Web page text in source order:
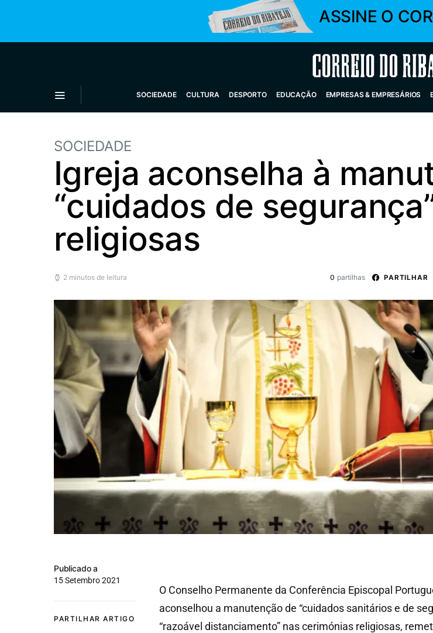
ASSINE O
Correio do Ribatejo
SOCIEDADE CULTURA DESPORTO EDUCAÇÃO EMPRESAS & EMPRESÁRIOS
SOCIEDADE
Igreja aconselha à
“cuidados de
religiosas
2 minutos de leitura 0 partilhas PARTILHAR
Publicado a
15 Setembro 2021
PARTILHAR ARTIGO
O Conselho Permanente da Conferência Episcopal
aconselhou a manutenção de “cuidados sanitários e de
“razoável distanciamento” nas cerimónias religiosas,